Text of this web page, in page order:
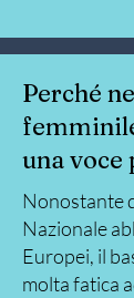
Perché
una voce
Nonostante
Nazionale
Europei, il
molta fatica